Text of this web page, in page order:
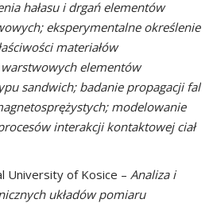
hałasu i drgań elementów
eksperymentalne określenie
materiałów
elementów
sandwich; badanie propagacji fal
modelowanie
interakcji kontaktowej ciał
University of Kosice – Analiza i
układów pomiaru